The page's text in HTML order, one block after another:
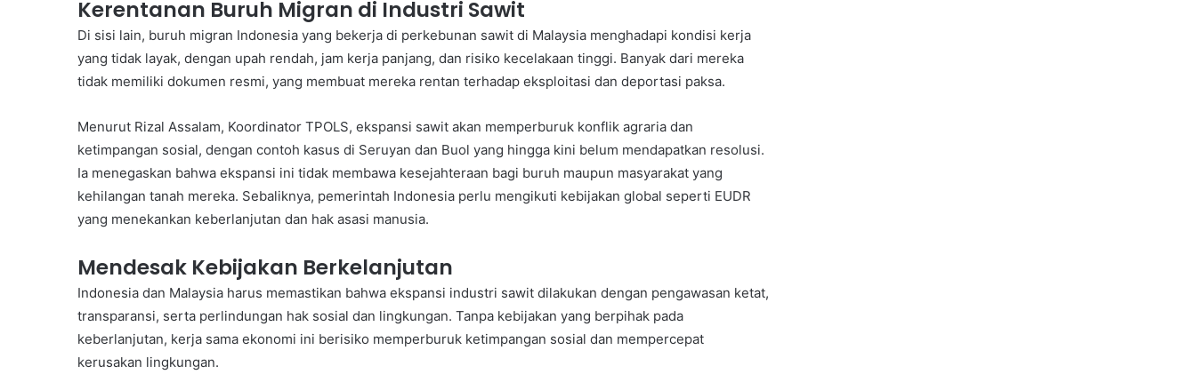
Kerentanan Buruh Migran di Industri Sawit
Di sisi lain, buruh migran Indonesia yang bekerja di perkebunan sawit di Malaysia menghadapi kondisi kerja
yang tidak layak, dengan upah rendah, jam kerja panjang, dan risiko kecelakaan tinggi. Banyak dari mereka
tidak memiliki dokumen resmi, yang membuat mereka rentan terhadap eksploitasi dan deportasi paksa.
Menurut Rizal Assalam, Koordinator TPOLS, ekspansi sawit akan memperburuk konflik agraria dan
ketimpangan sosial, dengan contoh kasus di Seruyan dan Buol yang hingga kini belum mendapatkan resolusi.
Ia menegaskan bahwa ekspansi ini tidak membawa kesejahteraan bagi buruh maupun masyarakat yang
kehilangan tanah mereka. Sebaliknya, pemerintah Indonesia perlu mengikuti kebijakan global seperti EUDR
yang menekankan keberlanjutan dan hak asasi manusia.
Mendesak Kebijakan Berkelanjutan
Indonesia dan Malaysia harus memastikan bahwa ekspansi industri sawit dilakukan dengan pengawasan ketat,
transparansi, serta perlindungan hak sosial dan lingkungan. Tanpa kebijakan yang berpihak pada
keberlanjutan, kerja sama ekonomi ini berisiko memperburuk ketimpangan sosial dan mempercepat
kerusakan lingkungan.